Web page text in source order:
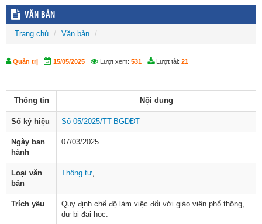
VĂN BẢN
Trang chủ Văn bản
Quản trị 15/05/2025 Lượt xem: 531 Lượt tải: 21
Thông tin Nội dung
Số ký hiệu Số 05/2025/TT-BGDĐT
Ngày ban
hành
07/03/2025
Loại văn
bản
Thông tư,
Trích yếu
Quy định chế độ làm việc đối với giáo viên phổ thông,
dự bị đại học.